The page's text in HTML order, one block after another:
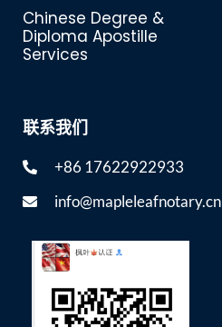
Chinese Degree &
Diploma Apostille
Services
联系我们
+86 17622922933
info@mapleleafnotary.cn